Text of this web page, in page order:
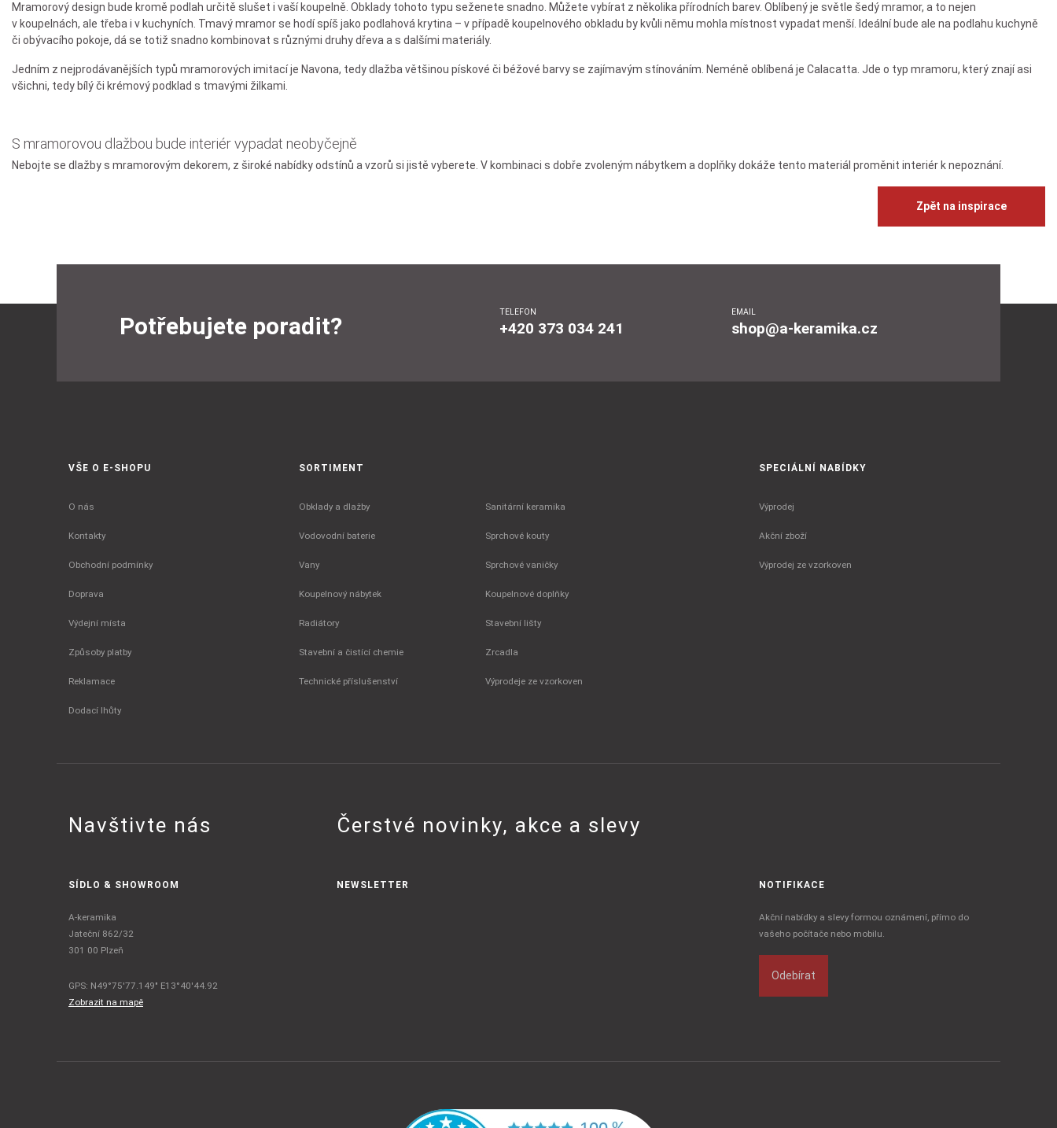
Mramorový design bude kromě podlah určitě slušet i vaší koupelně. Obklady tohoto typu seženete snadno. Můžete vybírat z několika přírodních barev. Oblíbený je světle šedý mramor, a to nejen
v koupelnách, ale třeba i v kuchyních. Tmavý mramor se hodí spíš jako podlahová krytina – v případě koupelnového obkladu by kvůli němu mohla místnost vypadat menší. Ideální bude ale na podlahu kuchyně
či obývacího pokoje, dá se totiž snadno kombinovat s různými druhy dřeva a s dalšími materiály.
Jedním z nejprodávanějších typů mramorových imitací je Navona, tedy dlažba většinou pískové či béžové barvy se zajímavým stínováním. Neméně oblíbená je Calacatta. Jde o typ mramoru, který znají asi
všichni, tedy bílý či krémový podklad s tmavými žilkami.
S mramorovou dlažbou bude interiér vypadat neobyčejně
Nebojte se dlažby s mramorovým dekorem, z široké nabídky odstínů a vzorů si jistě vyberete. V kombinaci s dobře zvoleným nábytkem a doplňky dokáže tento materiál proměnit interiér k nepoznání.
Zpět na inspirace
Potřebujete poradit?
TELEFON
+420 373 034 241
EMAIL
shop@a-keramika.cz
VŠE O E-SHOPU
O nás
Kontakty
Obchodní podmínky
Doprava
Výdejní místa
Způsoby platby
Reklamace
Dodací lhůty
SORTIMENT
Obklady a dlažby Sanitární keramika
Vodovodní baterie Sprchové kouty
Vany Sprchové vaničky
Koupelnový nábytek Koupelnové doplňky
Radiátory Stavební lišty
Stavební a čistící chemie Zrcadla
Technické příslušenství Výprodeje ze vzorkoven
SPECIÁLNÍ NABÍDKY
Výprodej
Akční zboží
Výprodej ze vzorkoven
Navštivte nás Čerstvé novinky, akce a slevy
SÍDLO & SHOWROOM
A-keramika
Jateční 862/32
301 00 Plzeň
GPS: N49°75'77.149" E13°40'44.92
Zobrazit na mapě
NEWSLETTER NOTIFIKACE
Akční nabídky a slevy formou oznámení, přímo do
vašeho počítače nebo mobilu.
Odebírat